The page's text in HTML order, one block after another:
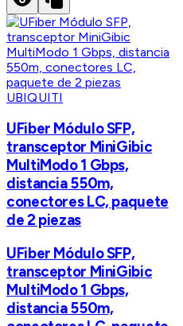
UBIQUITI
UFiber Módulo SFP,
transceptor MiniGibic
MultiModo 1 Gbps,
distancia 550m,
conectores LC, paquete
de 2 piezas
UFiber Módulo SFP,
transceptor MiniGibic
MultiModo 1 Gbps,
distancia 550m,